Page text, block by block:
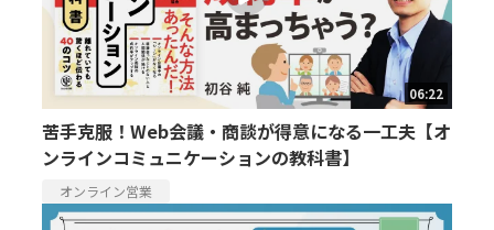
06:22
苦手克服！Web会議・商談が得意になる一工夫【オ
ンラインコミュニケーションの教科書】
オンライン営業